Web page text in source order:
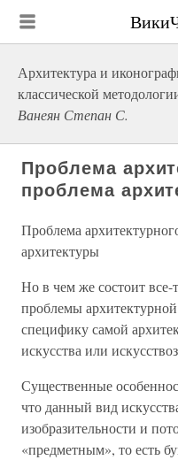
Архитектура и
классической
Ванеян Степан С.
Проблема
проблема
Проблема
архитектуры
Но в чем же состоит все-
проблемы
специфику самой
искусства или
Существенные
что данный вид
изобразительности и
«предметным», то есть